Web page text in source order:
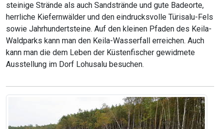
steinige Strände als auch Sandstrände und gute Badeorte,
herrliche Kiefernwälder und den eindrucksvolle Türisalu-Fels
sowie Jahrhundertsteine. Auf den kleinen Pfaden des Keila-
Waldparks kann man den Keila-Wasserfall erreichen. Auch
kann man die dem Leben der Küstenfischer gewidmete
Ausstellung im Dorf Lohusalu besuchen.